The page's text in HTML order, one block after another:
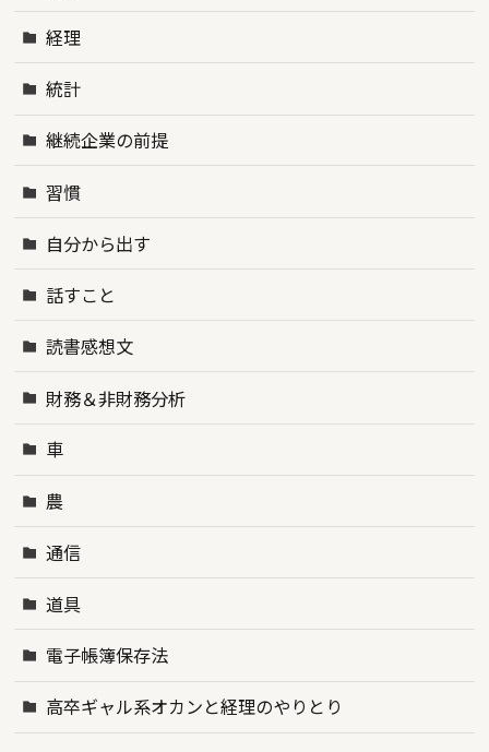
経理
統計
継続企業の前提
習慣
自分から出す
話すこと
読書感想文
財務＆非財務分析
車
農
通信
道具
電子帳簿保存法
高卒ギャル系オカンと経理のやりとり